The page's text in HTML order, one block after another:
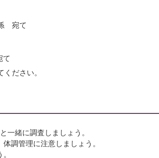
宛て
て
ださい。
一緒に調査しましょう。
調管理に注意しましょう。